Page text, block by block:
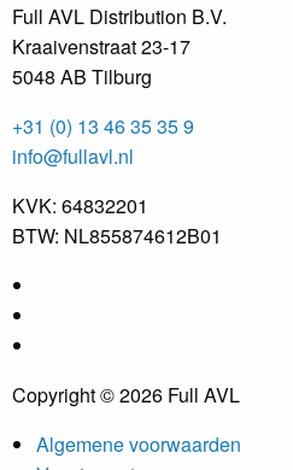
Full AVL Distribution B.V.
Kraaivenstraat 23-17
5048 AB Tilburg
+31 (0) 13 46 35 35 9
info@fullavl.nl
KVK: 64832201
BTW: NL855874612B01
Copyright © 2026 Full AVL
Algemene voorwaarden